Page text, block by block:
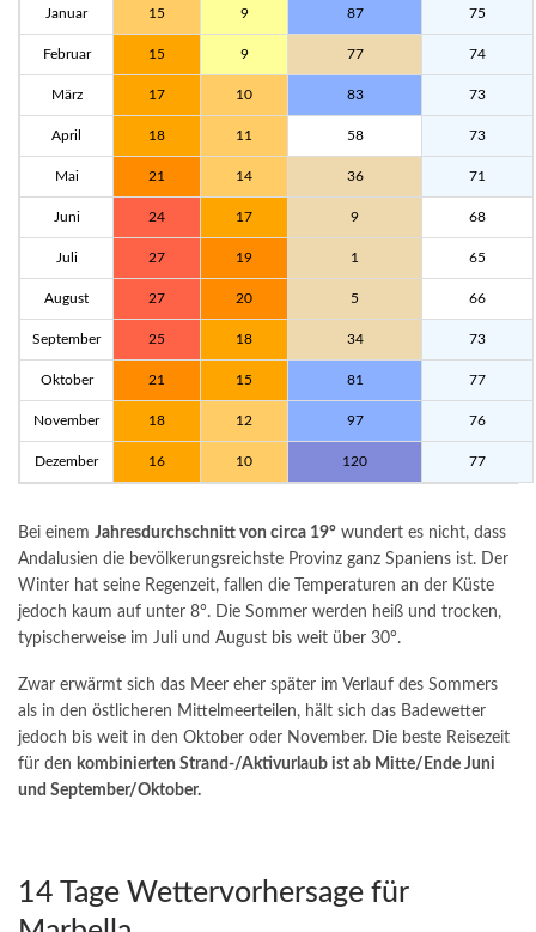
Januar 15 9 87 75
Februar 15 9 77 74
März 17 10 83 73
April 18 11 58 73
Mai 21 14 36 71
Juni 24 17 9 68
Juli 27 19 1 65
August 27 20 5 66
September 25 18 34 73
Oktober 21 15 81 77
November 18 12 97 76
Dezember 16 10 120 77
Bei einem Jahresdurchschnitt von circa 19° wundert es nicht, dass
Andalusien die bevölkerungsreichste Provinz ganz Spaniens ist. Der
Winter hat seine Regenzeit, fallen die Temperaturen an der Küste
jedoch kaum auf unter 8°. Die Sommer werden heiß und trocken,
typischerweise im Juli und August bis weit über 30°.
Zwar erwärmt sich das Meer eher später im Verlauf des Sommers
als in den östlicheren Mittelmeerteilen, hält sich das Badewetter
jedoch bis weit in den Oktober oder November. Die beste Reisezeit
für den kombinierten Strand-/Aktivurlaub ist ab Mitte/Ende Juni
und September/Oktober.
14 Tage Wettervorhersage für